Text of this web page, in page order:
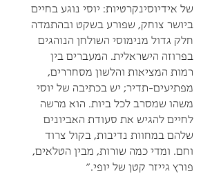
של אידיוסינקרטיות: יוסי נוגע בחיים
ביושר צוחק, שפורע בשקט ובהתמדה
חלק גדול מנימוסי השולחן הנוהגים
בפרוזה הישראלית. המעברים בין
רמות המציאות והלשון מסחררים,
מפתיעים-תדיר; יש בכתיבה של יוסי
משהו שמסרב לכל ביות. הוא מרשה
לחיים להגיש את סעודת האביונים
שלהם במחוות נדיבות, בקול צרוד
וחם. ומדי כמה שורות, מבין הטלאים,
פורץ גייזר קטן של יופי.
"